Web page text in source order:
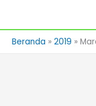
konten
Beranda 2019